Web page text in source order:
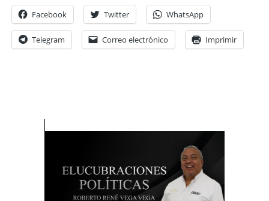
Facebook Twitter WhatsApp
Telegram Correo electrónico Imprimir